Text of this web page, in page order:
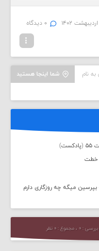
۰ دیدگاه
شما اینجا هستید نام
خطت
میگه چه روزگاری دارم